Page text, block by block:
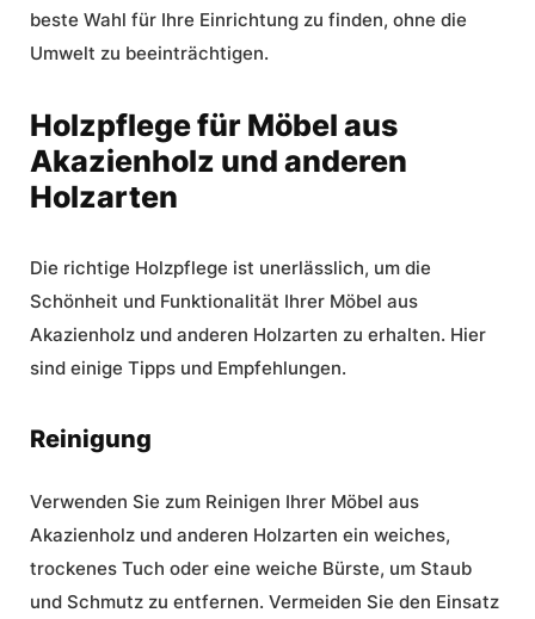
beste Wahl für Ihre Einrichtung zu finden, ohne die
Umwelt zu beeinträchtigen.
Holzpflege für Möbel aus
Akazienholz und anderen
Holzarten
Die richtige Holzpflege ist unerlässlich, um die
Schönheit und Funktionalität Ihrer Möbel aus
Akazienholz und anderen Holzarten zu erhalten. Hier
sind einige Tipps und Empfehlungen.
Reinigung
Verwenden Sie zum Reinigen Ihrer Möbel aus
Akazienholz und anderen Holzarten ein weiches,
trockenes Tuch oder eine weiche Bürste, um Staub
und Schmutz zu entfernen. Vermeiden Sie den Einsatz